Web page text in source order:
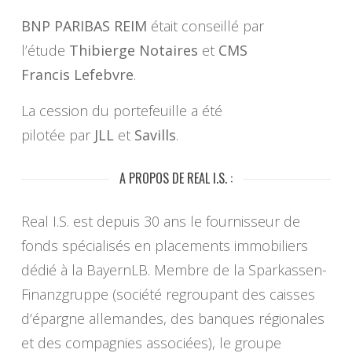
BNP PARIBAS REIM était conseillé par
l’étude Thibierge Notaires et CMS
Francis Lefebvre.
La cession du portefeuille a été
pilotée par JLLet Savills.
A PROPOS DE REAL I.S. :
Real I.S. est depuis 30 ans le fournisseur de
fonds spécialisés en placements immobiliers
dédié à la BayernLB. Membre de la Sparkassen-
Finanzgruppe (société regroupant des caisses
d’épargne allemandes, des banques régionales
et des compagnies associées), le groupe